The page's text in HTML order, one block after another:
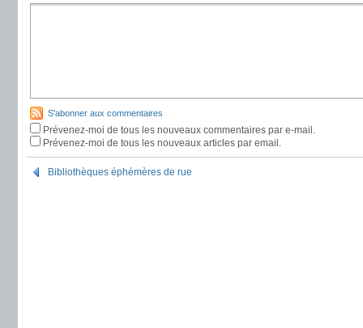
S'abonner aux commentaires
Prévenez-moi de tous les nouveaux commentaires par e-mail.
Prévenez-moi de tous les nouveaux articles par email.
Bibliothèques éphémères de rue